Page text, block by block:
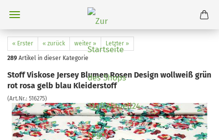
« Erster « zurück weiter » Letzter »
289 Artikel in dieser Kategorie
Stoff Viskose Jersey Blumen Rosen Design wollweiß grün
rot rosa gelb blau Kleiderstoff
(Art.Nr.: 516275)